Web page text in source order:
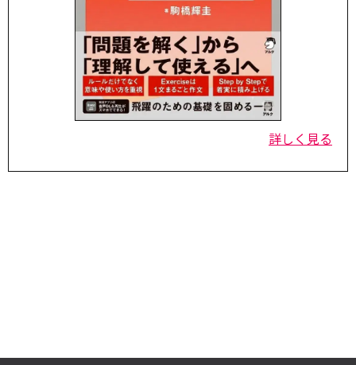
詳しく見る